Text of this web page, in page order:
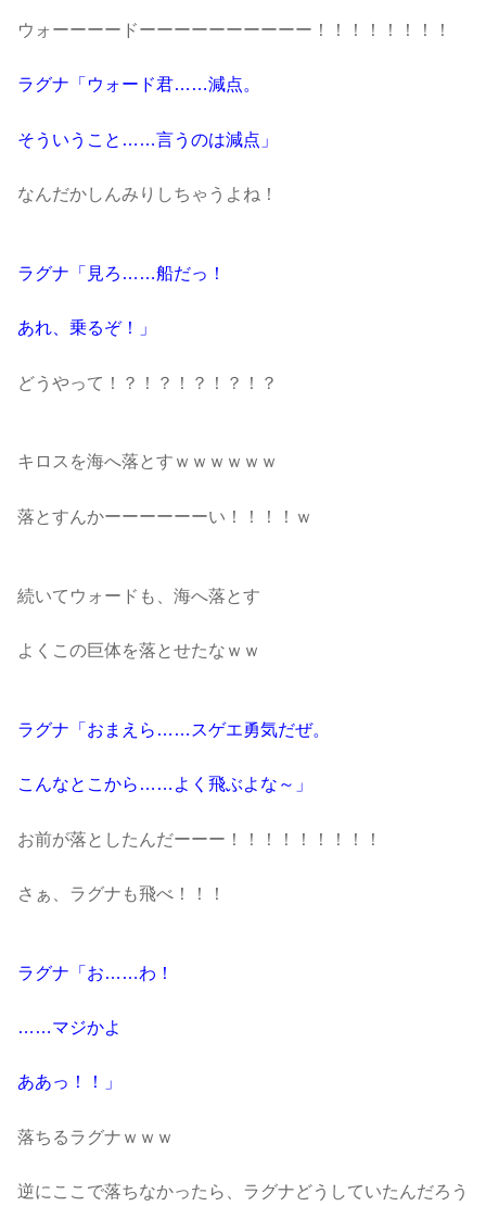
ウォーーーードーーーーーーーーーー！！！！！！！！
ラグナ「ウォード君……減点。
そういうこと……言うのは減点」
なんだかしんみりしちゃうよね！
ラグナ「見ろ……船だっ！
あれ、乗るぞ！」
どうやって！？！？！？！？！？
キロスを海へ落とすｗｗｗｗｗｗ
落とすんかーーーーーーい！！！！ｗ
続いてウォードも、海へ落とす
よくこの巨体を落とせたなｗｗ
ラグナ「おまえら……スゲエ勇気だぜ。
こんなとこから……よく飛ぶよな～」
お前が落としたんだーーー！！！！！！！！！
さぁ、ラグナも飛べ！！！
ラグナ「お……わ！
……マジかよ
ああっ！！」
落ちるラグナｗｗｗ
逆にここで落ちなかったら、ラグナどうしていたんだろう